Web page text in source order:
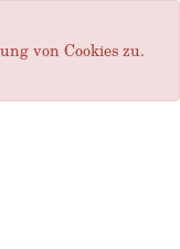
von Cookies zu.